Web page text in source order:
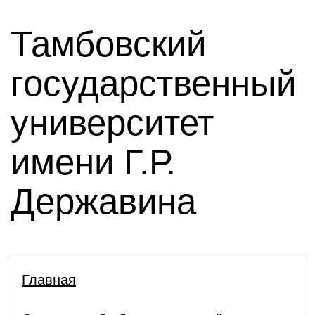
Тамбовский
государственный
университет
имени Г.Р.
Державина
Главная